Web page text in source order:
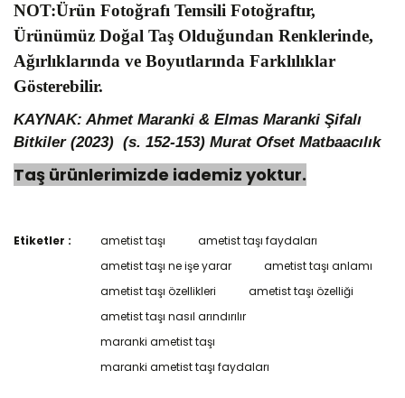
NOT:Ürün Fotoğrafı Temsili Fotoğraftır,
Ürünümüz Doğal Taş Olduğundan Renklerinde,
Ağırlıklarında ve Boyutlarında Farklılıklar
Gösterebilir.
KAYNAK: Ahmet Maranki & Elmas Maranki Şifalı
Bitkiler (2023) (s. 152-153) Murat Ofset Matbaacılık
Taş ürünlerimizde iademiz yoktur.
Bu ürüne ilk yorumu siz yapın!
Yorum Yaz
Bu ürünün fiyat bilgisi, resim, ürün açıklamalarında ve diğer
konularda yetersiz gördüğünüz noktaları öneri formunu
kullanarak tarafımıza iletebilirsiniz.
Görüş ve önerileriniz için teşekkür ederiz.
Ürün resmi kalitesiz, bozuk veya görüntülenemiyor.
Ürün açıklamasında eksik bilgiler bulunuyor.
Etiketler : ametist taşı
ametist taşı faydaları
ametist taşı ne işe yarar
ametist taşı anlamı
ametist taşı özellikleri
ametist taşı özelliği
ametist taşı nasıl arındırılır
maranki ametist taşı
maranki ametist taşı faydaları